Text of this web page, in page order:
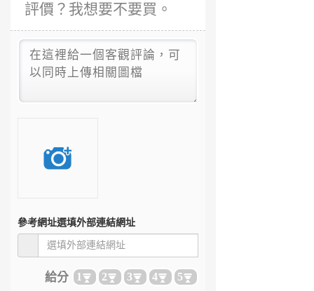
評價？我想要不要買。
參考網址選填外部連結網址
給分 1 2 3 4 5